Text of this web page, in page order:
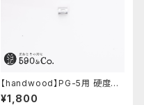
【handwood】PG-5用 硬度表
示窓 (超超ジュラルミン/楕円)
¥1,800